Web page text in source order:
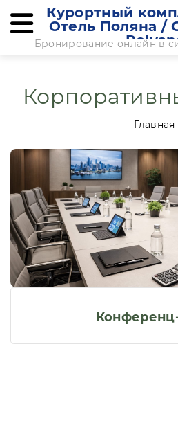
Курортный
Отель Поляна /
Бронирование онлайн в
Главная